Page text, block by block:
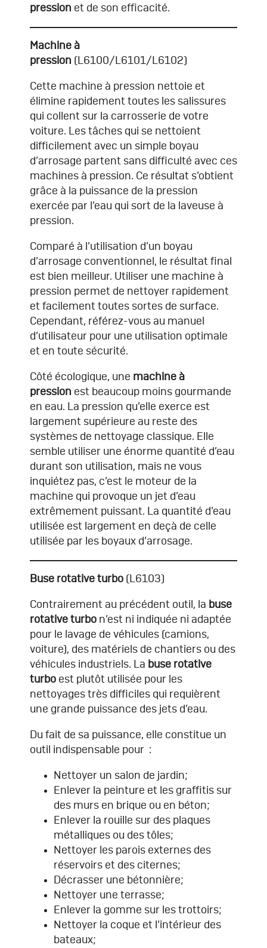
pression et de son efficacité.
Machine à
pression (L6100/L6101/L6102)
Cette machine à pression nettoie et
élimine rapidement toutes les salissures
qui collent sur la carrosserie de votre
voiture. Les tâches qui se nettoient
difficilement avec un simple boyau
d’arrosage partent sans difficulté avec ces
machines à pression. Ce résultat s’obtient
grâce à la puissance de la pression
exercée par l’eau qui sort de la laveuse à
pression.
Comparé à l’utilisation d’un boyau
d’arrosage conventionnel, le résultat final
est bien meilleur. Utiliser une machine à
pression permet de nettoyer rapidement
et facilement toutes sortes de surface.
Cependant, référez-vous au manuel
d’utilisateur pour une utilisation optimale
et en toute sécurité.
Côté écologique, une machine à
pression est beaucoup moins gourmande
en eau. La pression qu’elle exerce est
largement supérieure au reste des
systèmes de nettoyage classique. Elle
semble utiliser une énorme quantité d’eau
durant son utilisation, mais ne vous
inquiétez pas, c’est le moteur de la
machine qui provoque un jet d’eau
extrêmement puissant. La quantité d’eau
utilisée est largement en deçà de celle
utilisée par les boyaux d’arrosage.
Buse rotative turbo (L6103)
Contrairement au précédent outil, la buse
rotative turbo n’est ni indiquée ni adaptée
pour le lavage de véhicules (camions,
voiture), des matériels de chantiers ou des
véhicules industriels. La buse rotative
turbo est plutôt utilisée pour les
nettoyages très difficiles qui requièrent
une grande puissance des jets d’eau.
Du fait de sa puissance, elle constitue un
outil indispensable pour :
Nettoyer un salon de jardin;
Enlever la peinture et les graffitis sur
des murs en brique ou en béton;
Enlever la rouille sur des plaques
métalliques ou des tôles;
Nettoyer les parois externes des
réservoirs et des citernes;
Décrasser une bétonnière;
Nettoyer une terrasse;
Enlever la gomme sur les trottoirs;
Nettoyer la coque et l’intérieur des
bateaux;